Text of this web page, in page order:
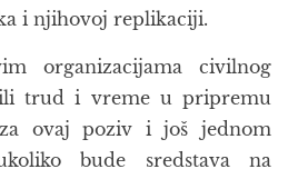
i njihovoj replikaciji.
organizacijama civilnog
trud i vreme u pripremu
ovaj poziv i još jednom
bude sredstava na